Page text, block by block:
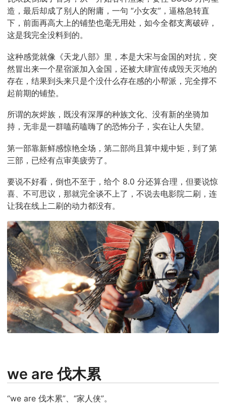
造，最后却成了别人的附庸，一句 “小女友”，逼格急转直
下，前面再高大上的铺垫也毫无用处，如今全都支离破碎，
这是我完全没料到的。
这种感觉就像《天龙八部》里，本是大宋与金国的对抗，突
然冒出来一个星宿派加入金国，还被大肆宣传成毁天灭地的
存在，结果到头来只是个没什么存在感的小帮派，完全撑不
起前期的铺垫。
所谓的灰烬族，既没有深厚的种族文化、没有新的坐骑加
持，无非是一群嗑药嗑嗨了的恐怖分子，实在让人失望。
第一部靠新鲜感惊艳全场，第二部尚且算中规中矩，到了第
三部，已经有点审美疲劳了。
要说不好看，倒也不至于，给个 8.0 分还算合理，但要说惊
喜、不可思议，那就完全谈不上了，不说去电影院二刷，连
让我在线上二刷的动力都没有。
we are 伐木累
“we are 伐木累”、“家人侠”。